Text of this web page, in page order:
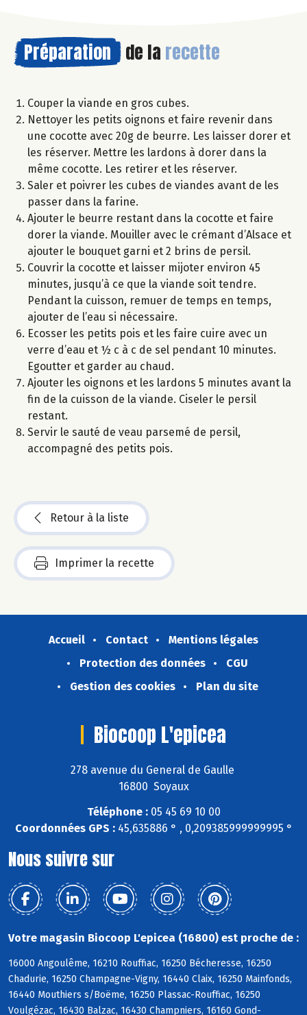
Préparation de la recette
Couper la viande en gros cubes.
Nettoyer les petits oignons et faire revenir dans
une cocotte avec 20g de beurre. Les laisser dorer et
les réserver. Mettre les lardons à dorer dans la
même cocotte. Les retirer et les réserver.
Saler et poivrer les cubes de viandes avant de les
passer dans la farine.
Ajouter le beurre restant dans la cocotte et faire
dorer la viande. Mouiller avec le crémant d’Alsace et
ajouter le bouquet garni et 2 brins de persil.
Couvrir la cocotte et laisser mijoter environ 45
minutes, jusqu’à ce que la viande soit tendre.
Pendant la cuisson, remuer de temps en temps,
ajouter de l’eau si nécessaire.
Ecosser les petits pois et les faire cuire avec un
verre d’eau et ½ c à c de sel pendant 10 minutes.
Egoutter et garder au chaud.
Ajouter les oignons et les lardons 5 minutes avant la
fin de la cuisson de la viande. Ciseler le persil
restant.
Servir le sauté de veau parsemé de persil,
accompagné des petits pois.
Retour à la liste
Imprimer la recette
Accueil Contact
Mentions légales
Protection des données
CGU
Gestion des cookies
Plan du site
Biocoop L'epicea
278 avenue du General de Gaulle
16800 Soyaux
Téléphone :05 45 69 10 00
Coordonnées GPS :45,635886 ° , 0,209385999999995 °
Nous suivre sur
Votre magasin Biocoop L'epicea (16800) est proche de :
16000 Angoulême, 16210 Rouffiac, 16250 Bécheresse, 16250
Chadurie, 16250 Champagne-Vigny, 16440 Claix, 16250 Mainfonds,
16440 Mouthiers s/Boëme, 16250 Plassac-Rouffiac, 16250
Voulgézac, 16430 Balzac, 16430 Champniers, 16160 Gond-